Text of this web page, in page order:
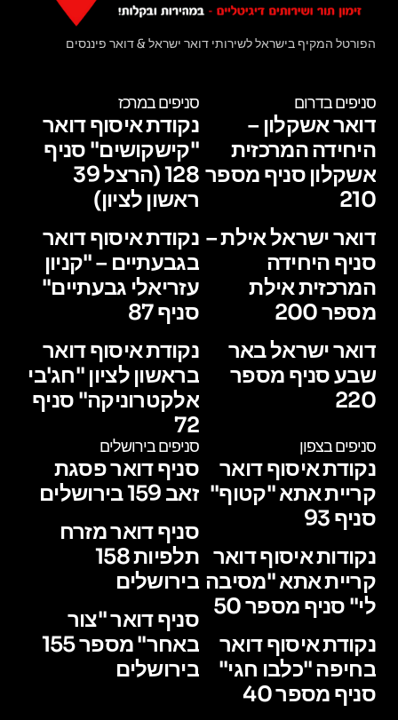
הפורטל המקיף בישראל לשירותי דואר ישראל & דואר פיננסים
סניפים בדרום
דואר אשקלון –
היחידה המרכזית
אשקלון סניף מספר
210
דואר ישראל אילת –
סניף היחידה
המרכזית אילת
מספר 200
דואר ישראל באר
שבע סניף מספר
220
סניפים במרכז
נקודת איסוף דואר
"קישקושים" סניף
128 (הרצל 39
ראשון לציון)
נקודת איסוף דואר
בגבעתיים – "קניון
עזריאלי גבעתיים"
סניף 87
נקודת איסוף דואר
בראשון לציון "חג'בי
אלקטרוניקה" סניף
72
סניפים בצפון
נקודת איסוף דואר
קריית אתא "קטוף"
סניף 93
נקודות איסוף דואר
קריית אתא "מסיבה
לי" סניף מספר 50
נקודת איסוף דואר
בחיפה "כלבו חגי"
סניף מספר 40
סניפים בירושלים
סניף דואר פסגת
זאב 159 בירושלים
סניף דואר מזרח
תלפיות 158
בירושלים
סניף דואר "צור
באחר" מספר 155
בירושלים